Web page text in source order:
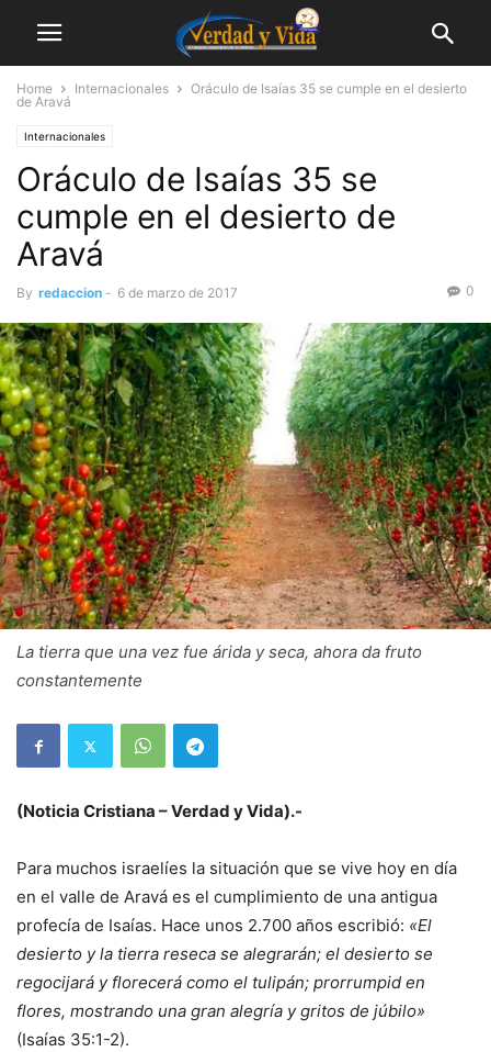
Home Internacionales
Oráculo de Isaías 35 se cumple en el desierto
de Aravá
Internacionales
Oráculo de Isaías 35 se
cumple en el desierto de
Aravá
By redaccion - 6 de marzo de 2017 0
La tierra que una vez fue árida y seca, ahora da fruto
constantemente
(Noticia Cristiana – Verdad y Vida).-
Para muchos israelíes la situación que se vive hoy en día
en el valle de Aravá es el cumplimiento de una antigua
profecía de Isaías. Hace unos 2.700 años escribió: «El
desierto y la tierra reseca se alegrarán; el desierto se
regocijará y florecerá como el tulipán; prorrumpid en
flores, mostrando una gran alegría y gritos de júbilo»
(Isaías 35:1-2).